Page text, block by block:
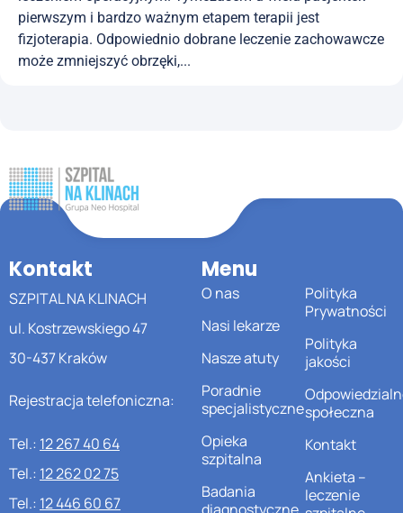
pierwszym i bardzo ważnym etapem terapii jest
fizjoterapia. Odpowiednio dobrane leczenie zachowawcze
może zmniejszyć obrzęki,...
Kontakt
SZPITAL NA KLINACH
ul. Kostrzewskiego 47
30-437 Kraków
Rejestracja telefoniczna:
Tel.: 12 267 40 64
Tel.: 12 262 02 75
Tel.: 12 446 60 67
Menu
O nas
Nasi lekarze
Nasze atuty
Poradnie
specjalistyczne
Opieka
szpitalna
Badania
Polityka
Prywatności
Polityka
jakości
społeczna
Kontakt
Ankieta –
leczenie